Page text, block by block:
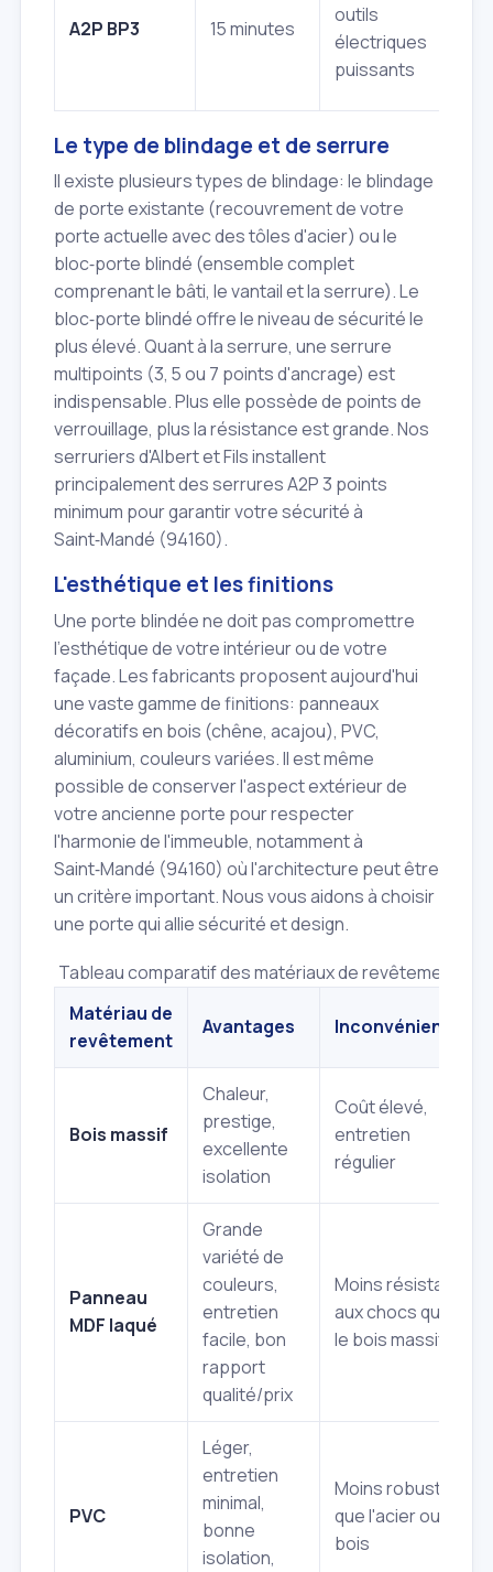
A2P BP3 15 minutes
outils
électriques
puissants
Le type de blindage et de serrure
Il existe plusieurs types de blindage: le blindage
de porte existante (recouvrement de votre
porte actuelle avec des tôles d'acier) ou le
bloc‑porte blindé (ensemble complet
comprenant le bâti, le vantail et la serrure). Le
bloc‑porte blindé offre le niveau de sécurité le
plus élevé. Quant à la serrure, une serrure
multipoints (3, 5 ou 7 points d'ancrage) est
indispensable. Plus elle possède de points de
verrouillage, plus la résistance est grande. Nos
serruriers d'Albert et Fils installent
principalement des serrures A2P 3 points
minimum pour garantir votre sécurité à
Saint‑Mandé (94160).
L'esthétique et les finitions
Une porte blindée ne doit pas compromettre
l'esthétique de votre intérieur ou de votre
façade. Les fabricants proposent aujourd'hui
une vaste gamme de finitions: panneaux
décoratifs en bois (chêne, acajou), PVC,
aluminium, couleurs variées. Il est même
possible de conserver l'aspect extérieur de
votre ancienne porte pour respecter
l'harmonie de l'immeuble, notamment à
Saint‑Mandé (94160) où l'architecture peut être
un critère important. Nous vous aidons à choisir
une porte qui allie sécurité et design.
Tableau comparatif des matériaux de revêtement
Matériau de
revêtement
Avantages Inconvénients
Bois massif
Chaleur,
prestige,
excellente
isolation
Coût élevé,
entretien
régulier
Panneau
MDF laqué
Grande
variété de
couleurs,
entretien
facile, bon
rapport
qualité/prix
Moins résistant
aux chocs que
le bois massif
PVC
Léger,
entretien
minimal,
bonne
isolation,
Moins robuste
que l'acier ou le
bois